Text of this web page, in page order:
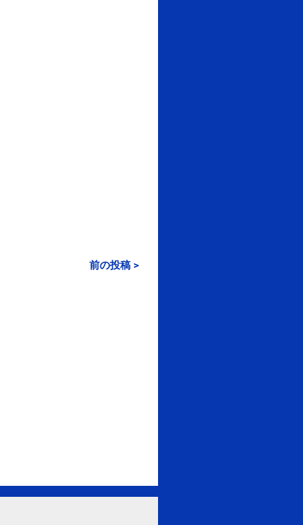
前の投稿 >